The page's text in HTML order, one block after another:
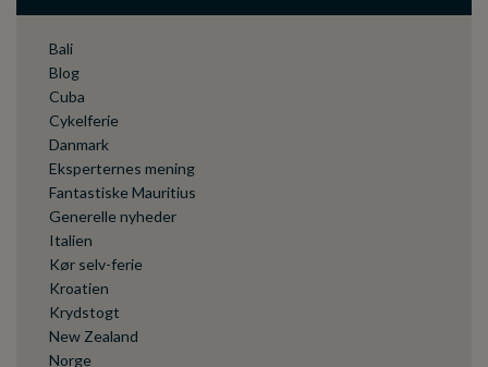
Bali
Blog
Cuba
Cykelferie
Danmark
Eksperternes mening
Fantastiske Mauritius
Generelle nyheder
Italien
Kør selv-ferie
Kroatien
Krydstogt
New Zealand
Norge